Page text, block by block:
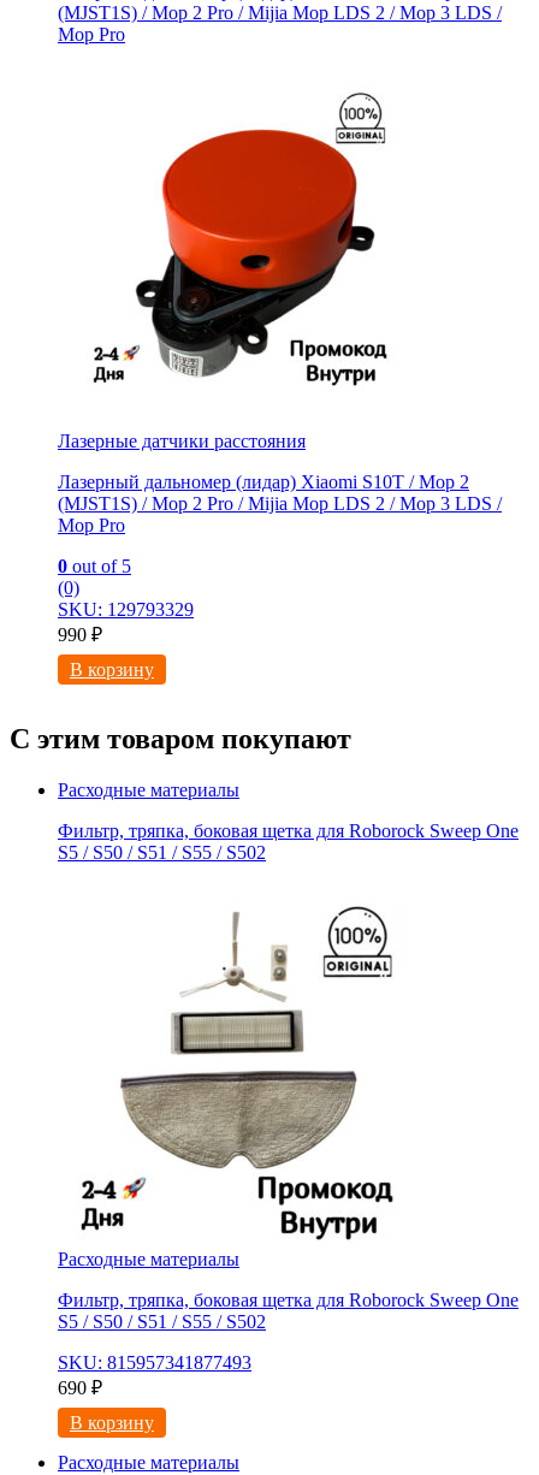
(MJSТ1S) / Mop 2 Pro / Mijia Моp LDS 2 / Мoр 3 LDS /
Мор Рrо
Лазерные датчики расстояния
Лазерный дальномер (лидар) Xiaomi S10T / Мoр 2
(MJSТ1S) / Mop 2 Pro / Mijia Моp LDS 2 / Мoр 3 LDS /
Мор Рrо
0 out of 5
(0)
SKU: 129793329
990 ₽
В корзину
С этим товаром покупают
Расходные материалы
Фильтр, тряпка, боковая щетка для Roborock Sweep One
S5 / S50 / S51 / S55 / S502
Расходные материалы
Фильтр, тряпка, боковая щетка для Roborock Sweep One
S5 / S50 / S51 / S55 / S502
SKU: 815957341877493
690 ₽
В корзину
Расходные материалы